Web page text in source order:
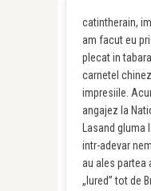
catintherain,
am facut eu
plecat in
carnetel
impresiile.
angajez la
Lasand
intr-adevar
au ales partea
„lured” tot de